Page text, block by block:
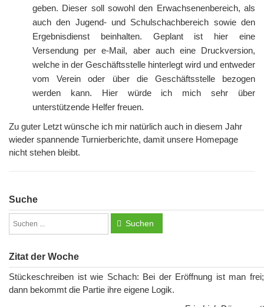
geben. Dieser soll sowohl den Erwachsenenbereich, als
auch den Jugend- und Schulschachbereich sowie den
Ergebnisdienst beinhalten. Geplant ist hier eine
Versendung per e-Mail, aber auch eine Druckversion,
welche in der Geschäftsstelle hinterlegt wird und entweder
vom Verein oder über die Geschäftsstelle bezogen
werden kann. Hier würde ich mich sehr über
unterstützende Helfer freuen.
Zu guter Letzt wünsche ich mir natürlich auch in diesem Jahr
wieder spannende Turnierberichte, damit unsere Homepage
nicht stehen bleibt.
Suche
Suchen
Zitat der Woche
Stückeschreiben ist wie Schach: Bei der Eröffnung ist man frei;
dann bekommt die Partie ihre eigene Logik.